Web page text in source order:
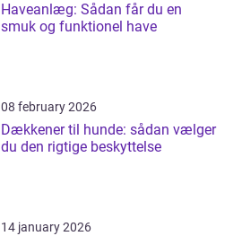
Haveanlæg: Sådan får du en
smuk og funktionel have
08 february 2026
Dækkener til hunde: sådan vælger
du den rigtige beskyttelse
14 january 2026